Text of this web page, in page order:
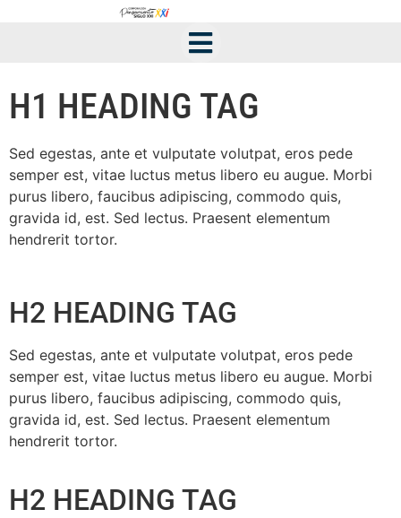
H1 HEADING TAG
Sed egestas, ante et vulputate volutpat, eros pede
semper est, vitae luctus metus libero eu augue. Morbi
purus libero, faucibus adipiscing, commodo quis,
gravida id, est. Sed lectus. Praesent elementum
hendrerit tortor.
H2 HEADING TAG
Sed egestas, ante et vulputate volutpat, eros pede
semper est, vitae luctus metus libero eu augue. Morbi
purus libero, faucibus adipiscing, commodo quis,
gravida id, est. Sed lectus. Praesent elementum
hendrerit tortor.
H2 HEADING TAG